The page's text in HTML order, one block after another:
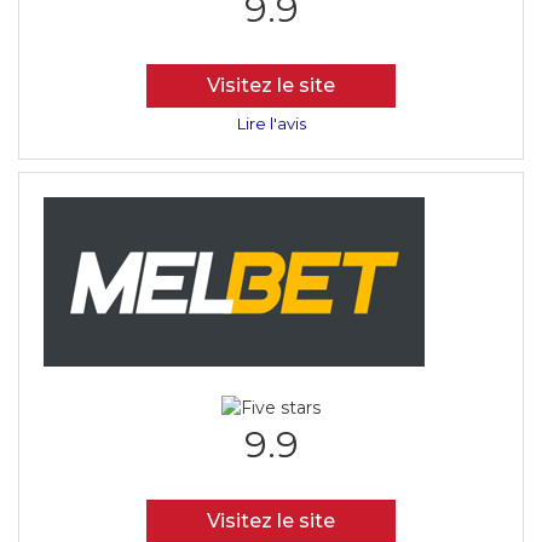
9.9
Visitez le site
Lire l'avis
9.9
Visitez le site